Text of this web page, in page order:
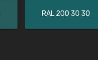
RAL 200 30 30